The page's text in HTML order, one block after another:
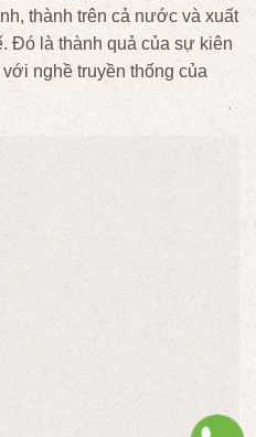
thành trên cả nước và xuất
Đó là thành quả của sự kiên
nghề truyền thống của